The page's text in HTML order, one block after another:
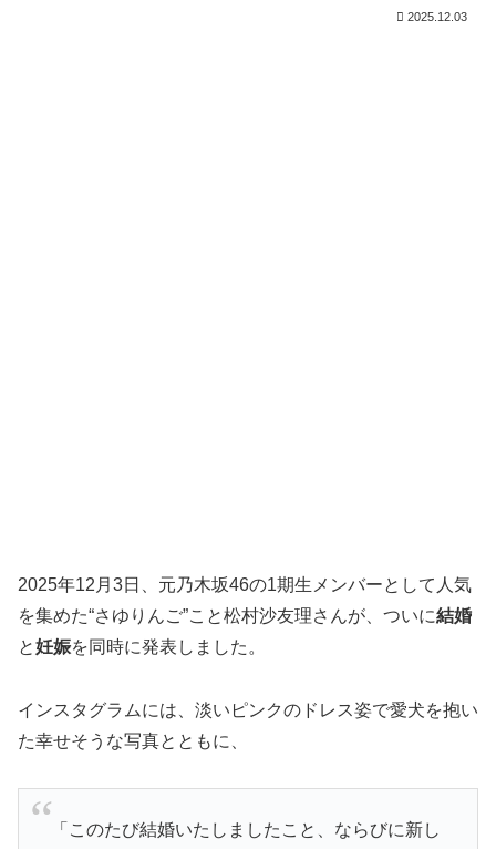
2025.12.03
2025年12月3日、元乃木坂46の1期生メンバーとして人気
を集めた“さゆりんご”こと松村沙友理さんが、ついに結婚
と妊娠を同時に発表しました。
インスタグラムには、淡いピンクのドレス姿で愛犬を抱い
た幸せそうな写真とともに、
「このたび結婚いたしましたこと、ならびに新し